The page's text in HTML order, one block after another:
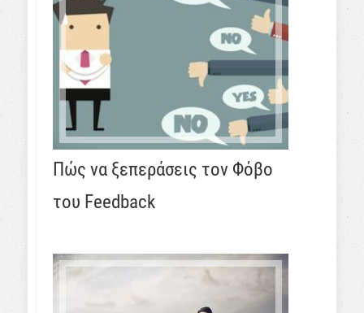
Πώς να ξεπεράσεις τον Φόβο
του Feedback